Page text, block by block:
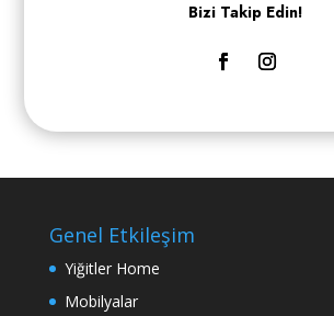
Bizi Takip Edin!
Genel Etkileşim
Yiğitler Home
Mobilyalar